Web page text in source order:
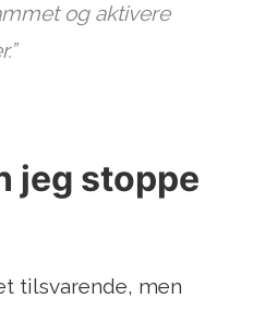
og aktivere
jeg stoppe
tilsvarende, men